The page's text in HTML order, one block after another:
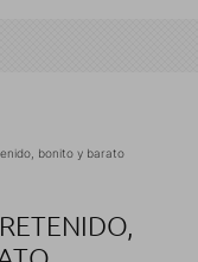
bonito y barato